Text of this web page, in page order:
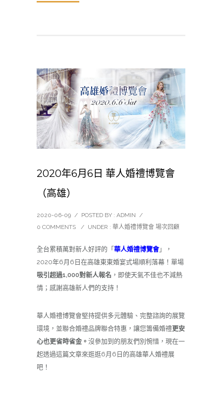
2020年6月6日 華人婚禮博覽會
（高雄）
2020-06-09 / POSTED BY : ADMIN /
0 COMMENTS
/ UNDER : 華人婚禮博覽會 場次回顧
全台累積萬對新人好評的「 華人婚禮博覽會」，
2020年6月 6 日在高雄東東婚宴式場順利落幕！單場
吸引超過1,000對新人報名 ，即使天氣不佳也不減熱
情；感謝高雄新人們的支持！
華人婚禮博覽會堅持提供多元體驗、完整諮詢的展覽
環境，並聯合婚禮品牌聯合特惠，讓您籌備婚禮更安
心也更省時省金。 沒參加到的朋友們別惋惜，現在一
起透過這篇文章來逛逛6月 6 日的高雄華人婚禮展
吧！